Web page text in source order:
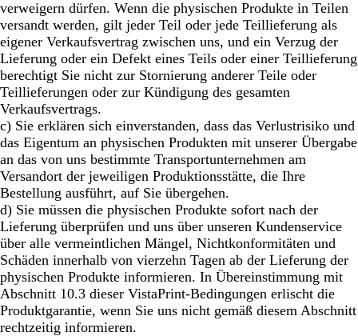
verweigern dürfen. Wenn die physischen Produkte in Teilen
versandt werden, gilt jeder Teil oder jede Teillieferung als
eigener Verkaufsvertrag zwischen uns, und ein Verzug der
Lieferung oder ein Defekt eines Teils oder einer Teillieferung
berechtigt Sie nicht zur Stornierung anderer Teile oder
Teillieferungen oder zur Kündigung des gesamten
Verkaufsvertrags.
c) Sie erklären sich einverstanden, dass das Verlustrisiko und
das Eigentum an physischen Produkten mit unserer Übergabe
an das von uns bestimmte Transportunternehmen am
Versandort der jeweiligen Produktionsstätte, die Ihre
Bestellung ausführt, auf Sie übergehen.
d) Sie müssen die physischen Produkte sofort nach der
Lieferung überprüfen und uns über unseren Kundenservice
über alle vermeintlichen Mängel, Nichtkonformitäten und
Schäden innerhalb von vierzehn Tagen ab der Lieferung der
physischen Produkte informieren. In Übereinstimmung mit
Abschnitt 10.3 dieser VistaPrint-Bedingungen erlischt die
Produktgarantie, wenn Sie uns nicht gemäß diesem Abschnitt
rechtzeitig informieren.